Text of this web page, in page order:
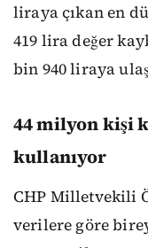
liraya çıkan en
419 lira değer
bin 940 liraya
44 milyon kişi
kullanıyor
CHP Milletvekili
verilere göre